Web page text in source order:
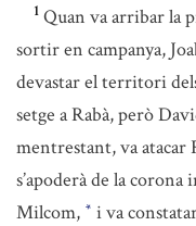
1 Quan va arribar la
sortir en campanya,
devastar el territori
setge a Rabà, però
mentrestant, va atacar
s’apoderà de la corona
Milcom, * i va